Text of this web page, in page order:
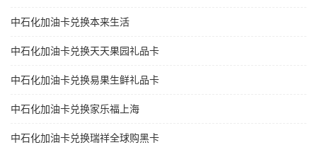
中石化加油卡兑换本来生活
中石化加油卡兑换天天果园礼品卡
中石化加油卡兑换易果生鲜礼品卡
中石化加油卡兑换家乐福上海
中石化加油卡兑换瑞祥全球购黑卡